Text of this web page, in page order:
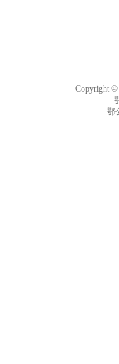
Copyright
鄂